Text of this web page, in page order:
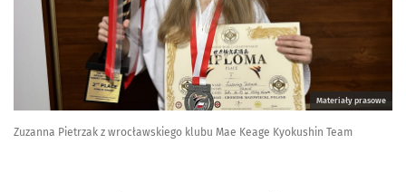
Materiały prasowe
Zuzanna Pietrzak z wrocławskiego klubu Mae Keage Kyokushin Team